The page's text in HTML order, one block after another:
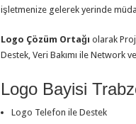
işletmenize gelerek yerinde
Logo Çözüm Ortağı olarak
Destek, Veri Bakımı ile Network
Logo Bayisi
Logo Telefon ile Destek